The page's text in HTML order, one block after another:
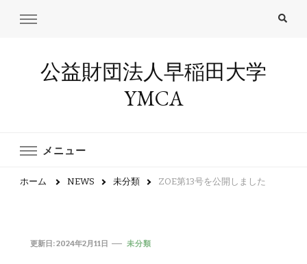
公益財団法人早稲田大学
YMCA
メニュー
ホーム NEWS 未分類 ZOE第13号を公開しました
更新日:2024年2月11日 未分類